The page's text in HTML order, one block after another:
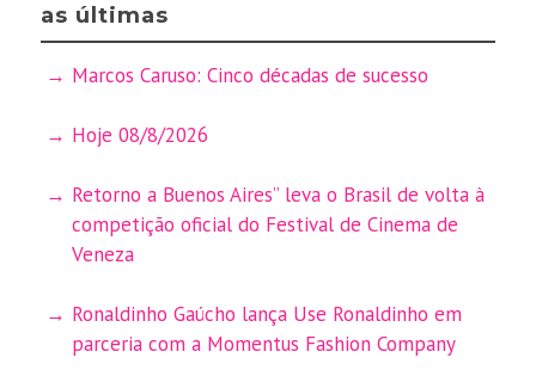
as últimas
Marcos Caruso: Cinco décadas de sucesso
Hoje 08/8/2026
Retorno a Buenos Aires” leva o Brasil de volta à
competição oficial do Festival de Cinema de
Veneza
Ronaldinho Gaúcho lança Use Ronaldinho em
parceria com a Momentus Fashion Company